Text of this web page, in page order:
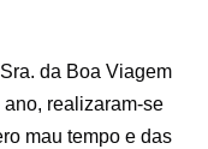
da Boa Viagem
realizaram-se
mau tempo e das